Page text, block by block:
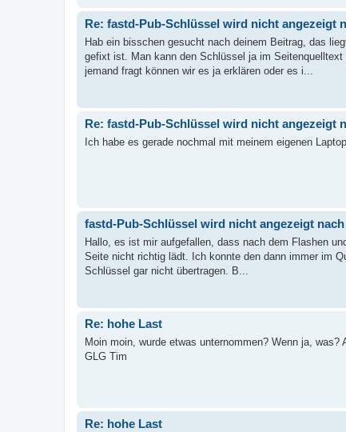
Re: fastd-Pub-Schlüssel wird nicht angezeigt
Hab ein bisschen gesucht nach deinem Beitrag, das
gefixt ist. Man kann den Schlüssel ja im
jemand fragt können wir es ja erklären oder es i...
Re: fastd-Pub-Schlüssel wird nicht angezeigt
Ich habe es gerade nochmal mit meinem eigenen
fastd-Pub-Schlüssel wird nicht angezeigt
Hallo, es ist mir aufgefallen, dass nach dem Flashen
Seite nicht richtig lädt. Ich konnte den dann immer im
Schlüssel gar nicht übertragen. B...
Re: hohe Last
Moin moin, wurde etwas unternommen? Wenn ja,
GLG Tim
Re: hohe Last